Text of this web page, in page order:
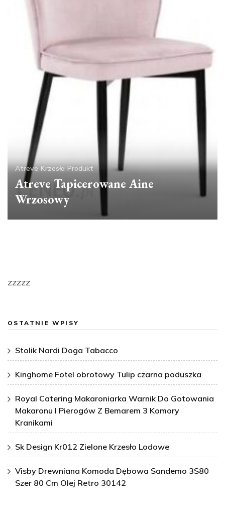
Atreve Krzesła Produkt
Atreve Tapicerowane Aine
Wrzosowy
zzzzz
OSTATNIE WPISY
Stolik Nardi Doga Tabacco
Kinghome Fotel obrotowy Tulip czarna poduszka
Royal Catering Makaroniarka Warnik Do Gotowania
Makaronu I Pierogów Z Bemarem 3 Komory
Kranikami
Sk Design Kr012 Zielone Krzesło Lodowe
Visby Drewniana Komoda Dębowa Sandemo 3S80
Szer 80 Cm Olej Retro 30142